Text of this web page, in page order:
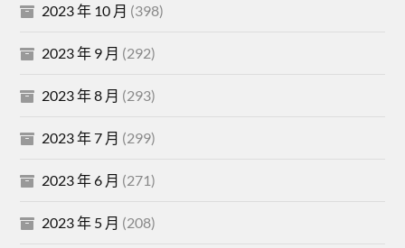
2023 年 10 月 (398)
2023 年 9 月 (292)
2023 年 8 月 (293)
2023 年 7 月 (299)
2023 年 6 月 (271)
2023 年 5 月 (208)